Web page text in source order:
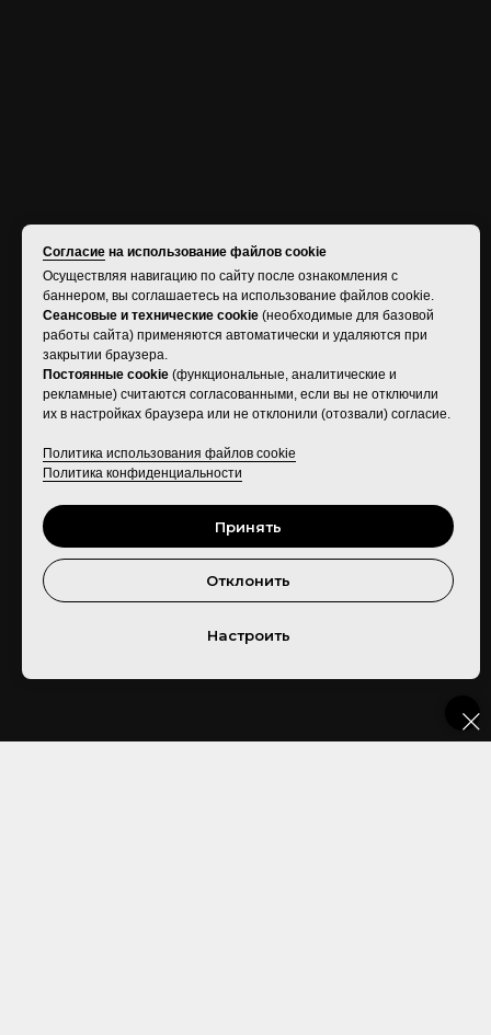
Согласие на использование файлов cookie
Осуществляя навигацию по сайту после ознакомления с
баннером, вы соглашаетесь на использование файлов cookie.
Сеансовые и технические cookie (необходимые для базовой
работы сайта) применяются автоматически и удаляются при
закрытии браузера.
Постоянные cookie (функциональные, аналитические и
рекламные) считаются согласованными, если вы не отключили
их в настройках браузера или не отклонили (отозвали) согласие.
Политика использования файлов cookie
Политика конфиденциальности
Принять
Отклонить
Настроить